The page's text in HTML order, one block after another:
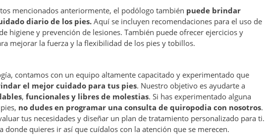
mencionados anteriormente, el podólogo también puede brindar
diario de los pies. Aquí se incluyen recomendaciones para el uso de
higiene y prevención de lesiones. También puede ofrecer ejercicios y
mejorar la fuerza y la flexibilidad de los pies y tobillos.
contamos con un equipo altamente capacitado y experimentado que
el mejor cuidado para tus pies. Nuestro objetivo es ayudarte a
, funcionales y libres de molestias. Si has experimentado alguna
no dudes en programar una consulta de quiropodia con nosotros.
tus necesidades y diseñar un plan de tratamiento personalizado para ti.
donde quieres ir así que cuídalos con la atención que se merecen.